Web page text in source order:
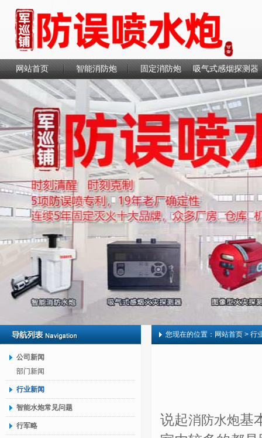
网站首页 智能消防炮 固定消防炮 吸气式感烟探测器
联系我们
公司新闻
部门新闻
行业新闻
智能水炮常见问题
行军略
您现在的位置： 网站首页 > 行
说起消防水炮基